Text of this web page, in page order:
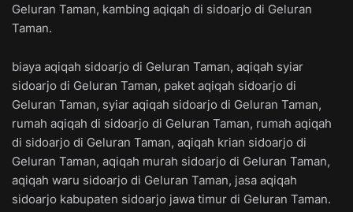
Geluran Taman, kambing aqiqah di sidoarjo di Geluran
Taman.
biaya aqiqah sidoarjo di Geluran Taman, aqiqah syiar
sidoarjo di Geluran Taman, paket aqiqah sidoarjo di
Geluran Taman, syiar aqiqah sidoarjo di Geluran Taman,
rumah aqiqah di sidoarjo di Geluran Taman, rumah aqiqah
di sidoarjo di Geluran Taman, aqiqah krian sidoarjo di
Geluran Taman, aqiqah murah sidoarjo di Geluran Taman,
aqiqah waru sidoarjo di Geluran Taman, jasa aqiqah
sidoarjo kabupaten sidoarjo jawa timur di Geluran Taman.